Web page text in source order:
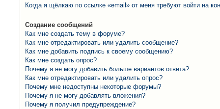
Когда я щёлкаю по ссылке «email» от меня требуют войти на
Создание сообщений
Как мне создать тему в форуме?
Как мне отредактировать или удалить сообщение?
Как мне добавить подпись к своему сообщению?
Как мне создать опрос?
Почему я не могу добавить больше вариантов ответа?
Как мне отредактировать или удалить опрос?
Почему мне недоступны некоторые форумы?
Почему я не могу добавлять вложения?
Почему я получил предупреждение?